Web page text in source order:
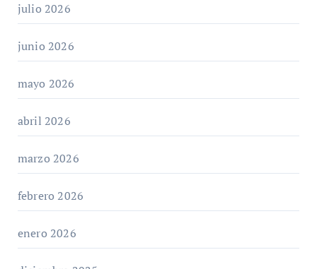
julio 2026
junio 2026
mayo 2026
abril 2026
marzo 2026
febrero 2026
enero 2026